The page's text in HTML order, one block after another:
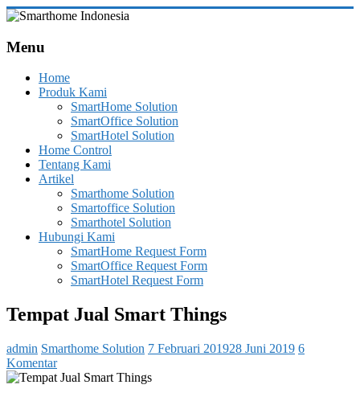
Skip
content
Indonesia
Leading
System
Consultant
Home,
Office
Automation
Menu
Home
Produk Kami
SmartHome Solution
SmartOffice Solution
SmartHotel Solution
Home Control
Tentang Kami
Artikel
Smarthome Solution
Smartoffice Solution
Smarthotel Solution
Hubungi Kami
SmartHome Request Form
SmartOffice Request Form
SmartHotel Request Form
Tempat Jual Smart Things
admin Smarthome Solution 7 Februari 201928 Juni 2019 6
Komentar